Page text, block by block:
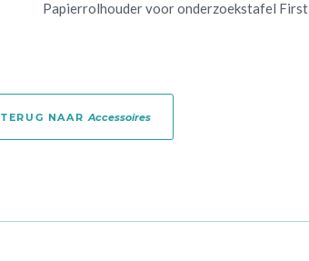
Papierrolhouder voor onderzoekstafel First
TERUG NAARAccessoires